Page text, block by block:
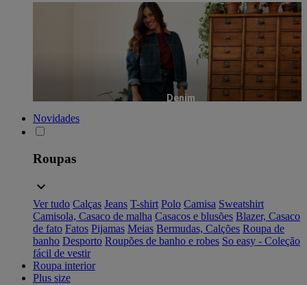
Denim
Novidades
Roupas
Ver tudo Calças Jeans T-shirt Polo Camisa Sweatshirt
Camisola, Casaco de malha Casacos e blusões Blazer, Casaco
de fato Fatos Pijamas Meias Bermudas, Calções Roupa de
banho Desporto Roupões de banho e robes So easy - Coleção
fácil de vestir
Roupa interior
Plus size